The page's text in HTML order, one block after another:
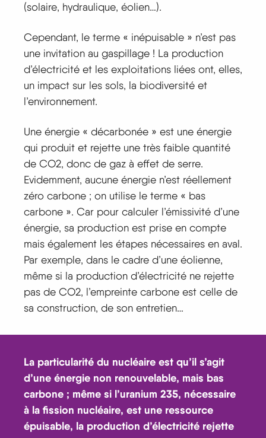
(solaire, hydraulique, éolien…).
Cependant, le terme « inépuisable » n’est pas
une invitation au gaspillage ! La production
d’électricité et les exploitations liées ont, elles,
un impact sur les sols, la biodiversité et
l’environnement.
Une énergie « décarbonée » est une énergie
qui produit et rejette une très faible quantité
de CO2, donc de gaz à effet de serre.
Evidemment, aucune énergie n’est réellement
zéro carbone ; on utilise le terme « bas
carbone ». Car pour calculer l’émissivité d’une
énergie, sa production est prise en compte
mais également les étapes nécessaires en aval.
Par exemple, dans le cadre d’une éolienne,
même si la production d’électricité ne rejette
pas de CO2, l’empreinte carbone est celle de
sa construction, de son entretien…
La particularité du nucléaire est qu’il s’agit
d’une énergie non renouvelable, mais bas
carbone ; même si l’uranium 235, nécessaire
à la fission nucléaire, est une ressource
épuisable, la production d’électricité rejette